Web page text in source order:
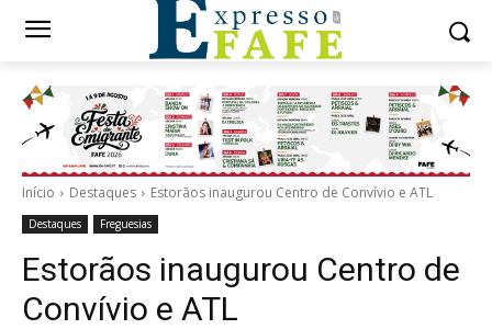
Início Destaques Estorãos inaugurou Centro de Convívio e ATL
Destaques Freguesias
Estorãos inaugurou Centro de
Convívio e ATL